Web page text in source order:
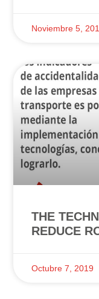
Noviembre 5,
THE
REDUCE
Octubre 7, 2019